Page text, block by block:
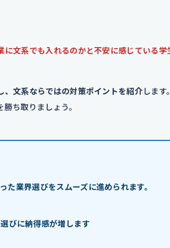
に文系でも入れるのかと不安に感じている学
、文系ならではの対策ポイントを紹介 します
ち取りましょう。
業界選びをスムーズに進められます。
びに納得感が増します